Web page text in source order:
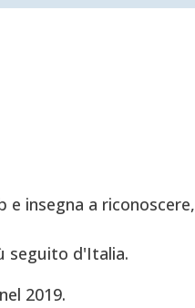
e insegna a riconoscere,
seguito d'Italia.
2019.